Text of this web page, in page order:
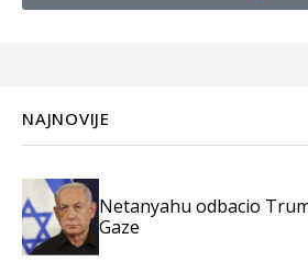
NAJNOVIJE
Netanyahu odbacio
Gaze